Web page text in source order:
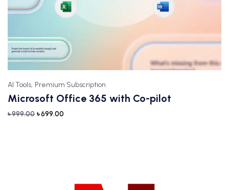
AI Tools, Premium Subscription
Microsoft Office 365 with Co-pilot
৳999.00 ৳699.00